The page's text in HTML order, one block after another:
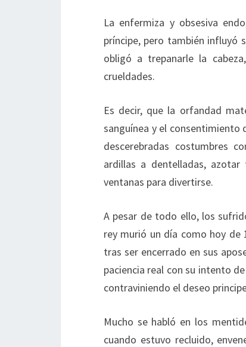
La enfermiza y obsesiva
príncipe, pero también influyó
obligó a trepanarle la
crueldades.
Es decir, que la orfandad
sanguínea y el consentimiento
descerebradas costumbres
ardillas a dentelladas,
ventanas para divertirse.
A pesar de todo ello, los
rey murió un día como hoy de
tras ser encerrado en sus
paciencia real con su intento
contraviniendo el deseo
Mucho se habló en los
cuando estuvo recluido,